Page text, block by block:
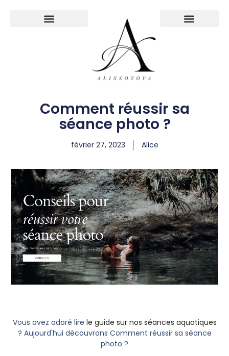
Comment réussir sa
séance photo ?
février 27, 2023 Alice
Vous avez adoré lire le guide sur nos séances aquatiques
? Aujourd'hui découvrons Comment réussir sa séance
photo ?